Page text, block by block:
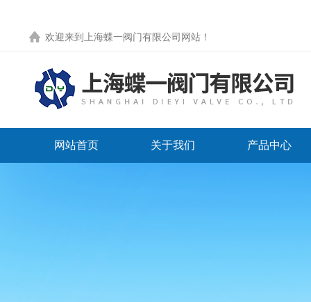
欢迎来到 上海蝶一阀门有限公司网站 ！
网站首页 关于我们 产品中心